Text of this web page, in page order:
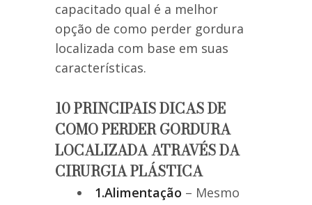
capacitado qual é a melhor
opção de como perder gordura
localizada com base em suas
características.
10 PRINCIPAIS DICAS DE
COMO PERDER GORDURA
LOCALIZADA ATRAVÉS DA
CIRURGIA PLÁSTICA
1.Alimentação – Mesmo